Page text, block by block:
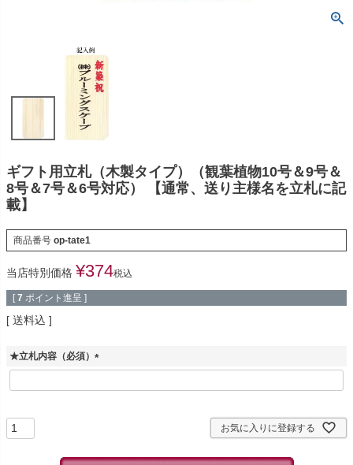
ギフト用立札（木製タイプ）（観葉植物10号＆9号＆
8号＆7号＆6号対応） 【通常、送り主様名を立札に記
載】
商品番号 op-tate1
当店特別価格 ¥374税込
[ 7 ポイント進呈 ]
送料込
★立札内容（必須）
(
必
お気に入りに登録する